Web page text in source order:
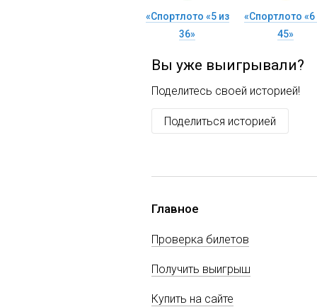
«Спортлото «5 из
36»
«Спортлото «6
45»
Вы уже выигрывали?
Поделитесь своей историей!
Поделиться историей
Главное
Проверка билетов
Получить выигрыш
Купить на сайте